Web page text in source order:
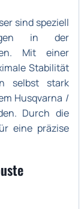
sind speziell
in der
Mit einer
Stabilität
selbst stark
Husqvarna /
Durch die
eine präzise